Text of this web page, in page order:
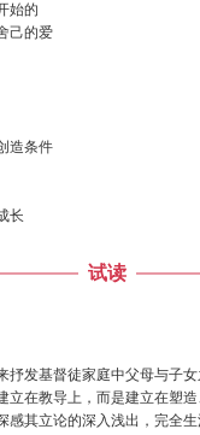
始的
己的爱
造条件
长
试读
抒发基督徒家庭中父母与子
立在教导上，而是建立在塑
感其立论的深入浅出，完全